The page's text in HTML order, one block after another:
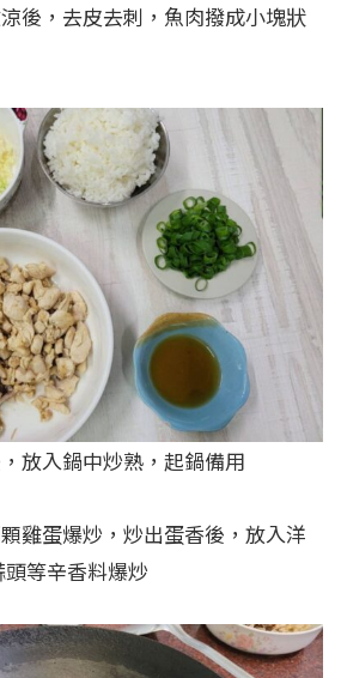
後，去皮去刺，魚肉撥成小塊狀
放入鍋中炒熟，起鍋備用
雞蛋爆炒，炒出蛋香後，放入洋
等辛香料爆炒